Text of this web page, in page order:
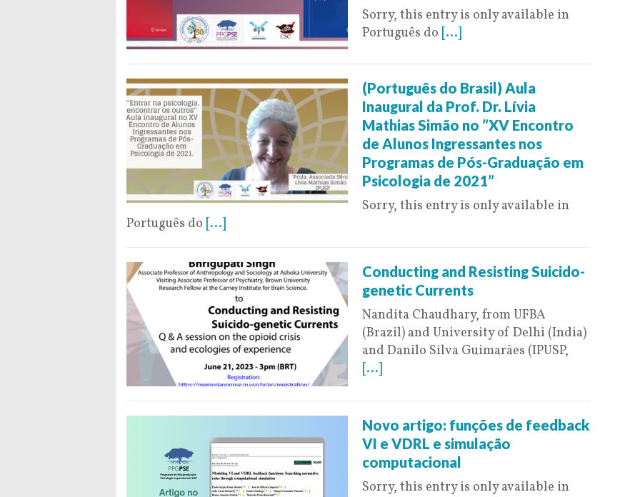
Sorry, this entry is only available in
Português do [...]
(Português do Brasil) Aula
Inaugural da Prof. Dr. Lívia
Mathias Simão no ”XV Encontro
de Alunos Ingressantes nos
Programas de Pós-Graduação em
Psicologia de 2021”
Sorry, this entry is only available in
Português do [...]
Conducting and Resisting Suicido-
genetic Currents
Nandita Chaudhary, from UFBA
(Brazil) and University of Delhi (India)
and Danilo Silva Guimarães (IPUSP,
[...]
Novo artigo: funções de feedback
VI e VDRL e simulação
computacional
Sorry, this entry is only available in